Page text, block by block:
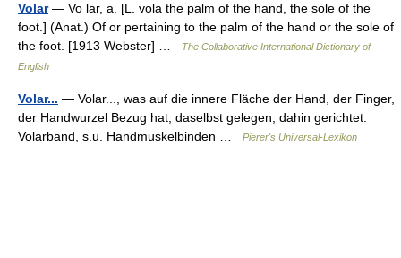
Volar— Vo lar, a. [L. vola the palm of the hand, the sole of the
foot.] (Anat.) Of or pertaining to the palm of the hand or the sole of
the foot. [1913 Webster] …
The Collaborative International Dictionary of
English
Volar... — Volar..., was auf die innere Fläche der Hand, der Finger,
der Handwurzel Bezug hat, daselbst gelegen, dahin gerichtet.
Volarband, s.u. Handmuskelbinden …
Pierer's Universal-Lexikon